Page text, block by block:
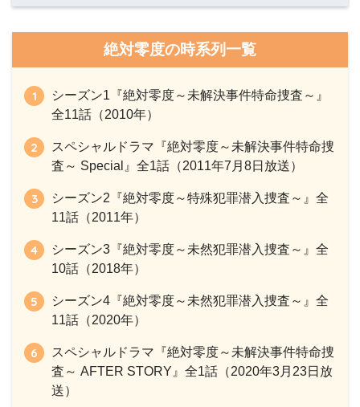
絶対零度の時系列一覧
シーズン1『絶対零度～未解決事件特命捜査～』
全11話（2010年）
スペシャルドラマ『絶対零度～未解決事件特命捜
査～ Special』全1話（2011年7月8日放送）
シーズン2『絶対零度～特殊犯罪潜入捜査～』全
11話（2011年）
シーズン3『絶対零度～未然犯罪潜入捜査～』全
10話（2018年）
シーズン4『絶対零度～未然犯罪潜入捜査～』全
11話（2020年）
スペシャルドラマ『絶対零度～未解決事件特命捜
査～ AFTER STORY』全1話（2020年3月23日放
送）